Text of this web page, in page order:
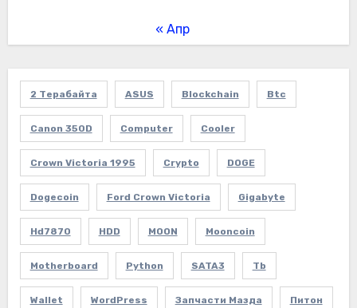
« Апр
2 Терабайта ASUS Blockchain Btc
Canon 350D Computer Cooler
Crown Victoria 1995 Crypto DOGE
Dogecoin Ford Crown Victoria Gigabyte
Hd7870 HDD MOON Mooncoin
Motherboard Python SATA3 Tb
Wallet WordPress Запчасти Мазда Питон